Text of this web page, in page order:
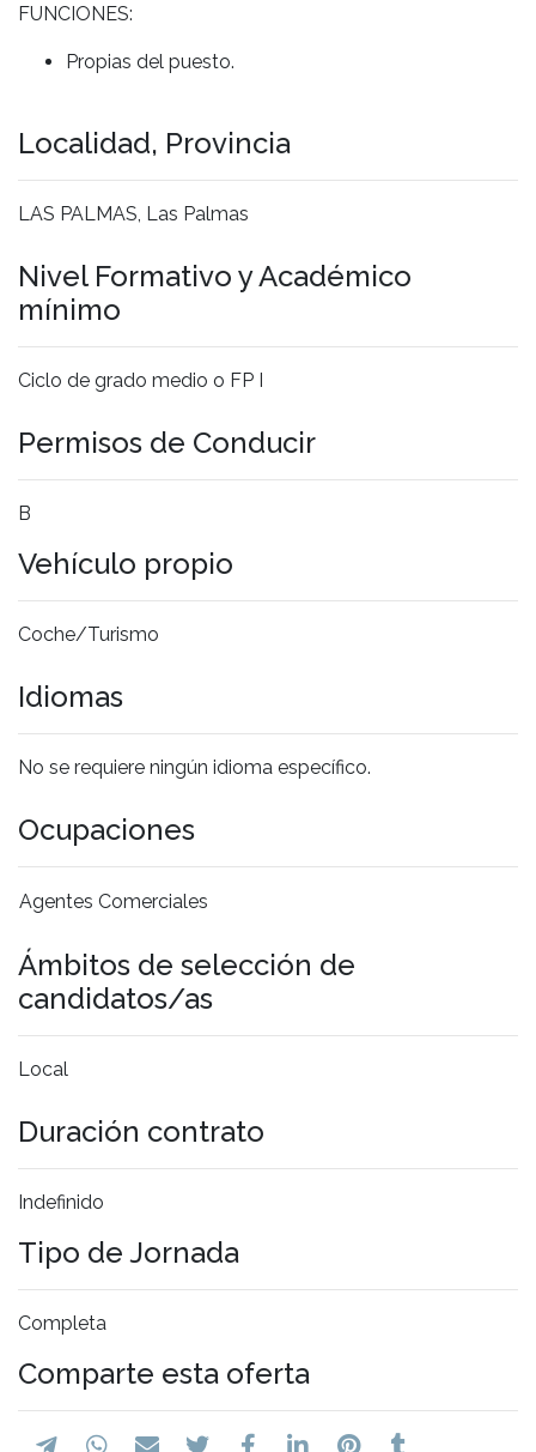
FUNCIONES:
Propias del puesto.
Localidad, Provincia
LAS PALMAS, Las Palmas
Nivel Formativo y Académico
mínimo
Ciclo de grado medio o FP I
Permisos de Conducir
B
Vehículo propio
Coche/Turismo
Idiomas
No se requiere ningún idioma específico.
Ocupaciones
Agentes Comerciales
Ámbitos de selección de
candidatos/as
Local
Duración contrato
Indefinido
Tipo de Jornada
Completa
Comparte esta oferta